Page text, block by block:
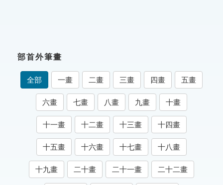
成語故事
索引選單
知識索引
單字索引
生命大百科索引
遊戲專區
部首外筆畫
全部 一畫 二畫 三畫 四畫 五畫
六畫 七畫 八畫 九畫 十畫
十一畫 十二畫 十三畫 十四畫
十五畫 十六畫 十七畫 十八畫
十九畫 二十畫 二十一畫 二十二畫